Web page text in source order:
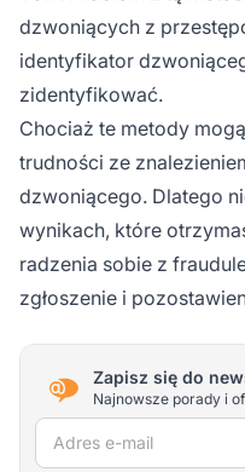
dzwoniących z
identyfikator
zidentyfikować.
Chociaż te metody
trudności ze
dzwoniącego. Dlatego
wynikach, które
radzenia sobie z
zgłoszenie i
Zapisz się do
Najnowsze porady i
Adres e-mail